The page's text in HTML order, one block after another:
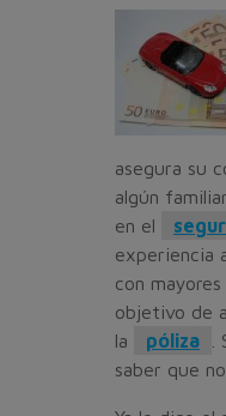
asegura su
algún
en el
experiencia
con
objetivo de
la
póliza
saber que